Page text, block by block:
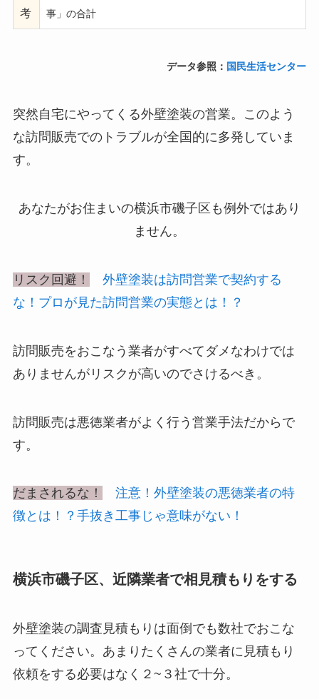
考
事」の合計
データ参照： 国民生活センター
突然自宅にやってくる外壁塗装の営業。このよう
な訪問販売でのトラブルが全国的に多発していま
す。
あなたがお住まいの横浜市磯子区も例外ではあり
ません。
リスク回避！
外壁塗装は訪問営業で契約する
な！プロが見た訪問営業の実態とは！？
訪問販売をおこなう業者がすべてダメなわけでは
ありませんがリスクが高いのでさけるべき。
訪問販売は悪徳業者がよく行う営業手法だからで
す。
だまされるな！
注意！外壁塗装の悪徳業者の特
徴とは！？手抜き工事じゃ意味がない！
横浜市磯子区、近隣業者で相見積もりをする
外壁塗装の調査見積もりは面倒でも数社でおこな
ってください。あまりたくさんの業者に見積もり
依頼をする必要はなく２~３社で十分。